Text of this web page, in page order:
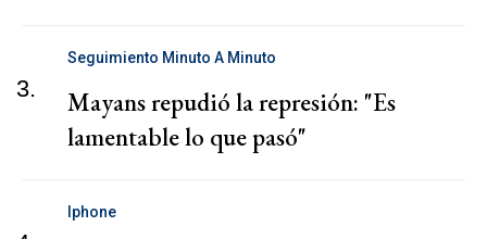
3.
Seguimiento Minuto A Minuto
Mayans repudió la represión: "Es
lamentable lo que pasó"
Iphone